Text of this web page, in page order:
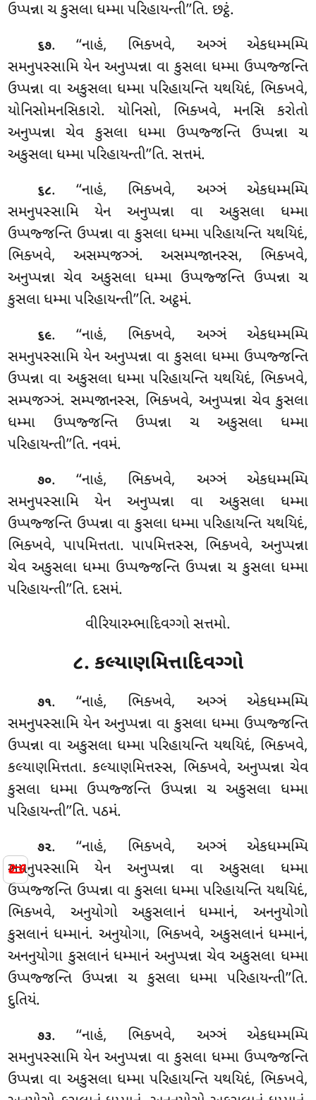
📜
ઉપ્પન્ના ચ કુસલા ધમ્મા પરિહાયન્તી’’તિ. છટ્ઠં.
૬૭. ‘‘નાહં, ભિક્ખવે, અઞ્ઞં એકધમ્મમ્પિ
સમનુપસ્સામિ યેન અનુપ્પન્ના વા કુસલા ધમ્મા ઉપ્પજ્જન્તિ
ઉપ્પન્ના વા અકુસલા ધમ્મા પરિહાયન્તિ યથયિદં, ભિક્ખવે,
યોનિસોમનસિકારો. યોનિસો, ભિક્ખવે, મનસિ કરોતો
અનુપ્પન્ના ચેવ કુસલા ધમ્મા ઉપ્પજ્જન્તિ ઉપ્પન્ના ચ
અકુસલા ધમ્મા પરિહાયન્તી’’તિ. સત્તમં.
૬૮. ‘‘નાહં, ભિક્ખવે, અઞ્ઞં એકધમ્મમ્પિ
સમનુપસ્સામિ યેન અનુપ્પન્ના વા અકુસલા ધમ્મા
ઉપ્પજ્જન્તિ ઉપ્પન્ના વા કુસલા ધમ્મા પરિહાયન્તિ યથયિદં,
ભિક્ખવે, અસમ્પજઞ્ઞં. અસમ્પજાનસ્સ, ભિક્ખવે,
અનુપ્પન્ના ચેવ અકુસલા ધમ્મા ઉપ્પજ્જન્તિ ઉપ્પન્ના ચ
કુસલા ધમ્મા પરિહાયન્તી’’તિ. અટ્ઠમં.
૬૯. ‘‘નાહં, ભિક્ખવે, અઞ્ઞં એકધમ્મમ્પિ
સમનુપસ્સામિ યેન અનુપ્પન્ના વા કુસલા ધમ્મા ઉપ્પજ્જન્તિ
ઉપ્પન્ના વા અકુસલા ધમ્મા પરિહાયન્તિ યથયિદં, ભિક્ખવે,
સમ્પજઞ્ઞં. સમ્પજાનસ્સ, ભિક્ખવે, અનુપ્પન્ના ચેવ કુસલા
ધમ્મા ઉપ્પજ્જન્તિ ઉપ્પન્ના ચ અકુસલા ધમ્મા
પરિહાયન્તી’’તિ. નવમં.
૭૦. ‘‘નાહં, ભિક્ખવે, અઞ્ઞં એકધમ્મમ્પિ
સમનુપસ્સામિ યેન અનુપ્પન્ના વા અકુસલા ધમ્મા
ઉપ્પજ્જન્તિ ઉપ્પન્ના વા કુસલા ધમ્મા પરિહાયન્તિ યથયિદં,
ભિક્ખવે, પાપમિત્તતા. પાપમિત્તસ્સ, ભિક્ખવે, અનુપ્પન્ના
ચેવ અકુસલા ધમ્મા ઉપ્પજ્જન્તિ ઉપ્પન્ના ચ કુસલા ધમ્મા
પરિહાયન્તી’’તિ. દસમં.
વીરિયારમ્ભાદિવગ્ગો સત્તમો.
૮. કલ્યાણમિત્તાદિવગ્ગો
૭૧. ‘‘નાહં, ભિક્ખવે, અઞ્ઞં એકધમ્મમ્પિ
સમનુપસ્સામિ યેન અનુપ્પન્ના વા કુસલા ધમ્મા ઉપ્પજ્જન્તિ
ઉપ્પન્ના વા અકુસલા ધમ્મા પરિહાયન્તિ યથયિદં, ભિક્ખવે,
કલ્યાણમિત્તતા. કલ્યાણમિત્તસ્સ, ભિક્ખવે, અનુપ્પન્ના ચેવ
કુસલા ધમ્મા ઉપ્પજ્જન્તિ ઉપ્પન્ના ચ અકુસલા ધમ્મા
પરિહાયન્તી’’તિ. પઠમં.
૭૨. ‘‘નાહં, ભિક્ખવે, અઞ્ઞં એકધમ્મમ્પિ
સમનુપસ્સામિ યેન અનુપ્પન્ના વા અકુસલા ધમ્મા
ઉપ્પજ્જન્તિ ઉપ્પન્ના વા કુસલા ધમ્મા પરિહાયન્તિ યથયિદં,
ભિક્ખવે, અનુયોગો અકુસલાનં ધમ્માનં, અનનુયોગો
કુસલાનં ધમ્માનં. અનુયોગા, ભિક્ખવે, અકુસલાનં ધમ્માનં,
અનનુયોગા કુસલાનં ધમ્માનં અનુપ્પન્ના ચેવ અકુસલા ધમ્મા
ઉપ્પજ્જન્તિ ઉપ્પન્ના ચ કુસલા ધમ્મા પરિહાયન્તી’’તિ.
દુતિયં.
૭૩. ‘‘નાહં, ભિક્ખવે, અઞ્ઞં એકધમ્મમ્પિ
સમનુપસ્સામિ યેન અનુપ્પન્ના વા કુસલા ધમ્મા ઉપ્પજ્જન્તિ
ઉપ્પન્ના વા અકુસલા ધમ્માપરિહાયન્તિ યથયિદં, ભિક્ખવે,